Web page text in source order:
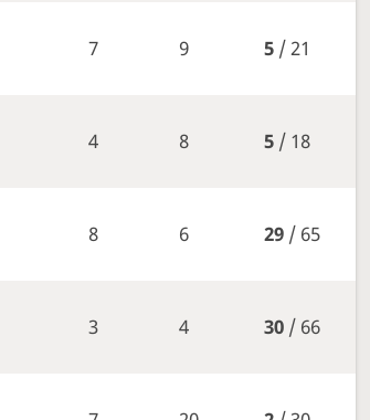
7 9 5/ 21
4 8 5/ 18
8 6 29/ 65
3 4 30/ 66